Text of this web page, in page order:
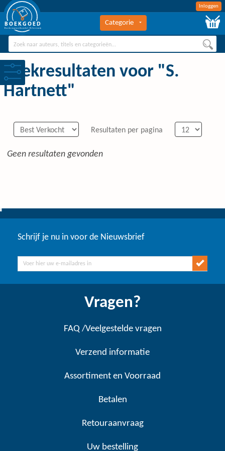
Inloggen
BOEKGOED
Boekengroothandel Hilversum
Categorie
Zoekresultaten voor "S.
Hartnett"
Resultaten per pagina
Geen resultaten gevonden
Schrijf je nu in voor de Nieuwsbrief
Vragen?
FAQ /Veelgestelde vragen
Verzend informatie
Assortiment en Voorraad
Betalen
Retouraanvraag
Uw bestelling